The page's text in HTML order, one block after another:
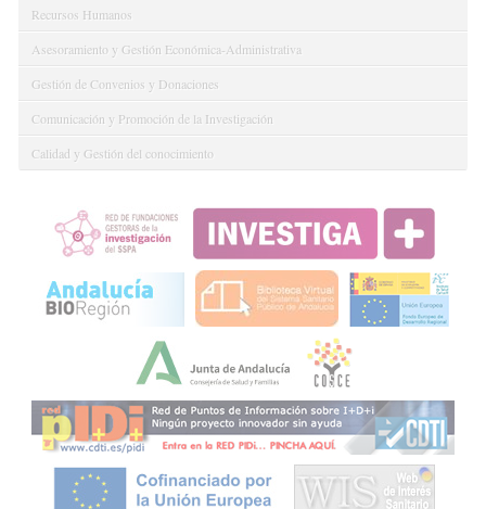
Recursos Humanos
Asesoramiento y Gestión Económica-Administrativa
Gestión de Convenios y Donaciones
Comunicación y Promoción de la Investigación
Calidad y Gestión del conocimiento